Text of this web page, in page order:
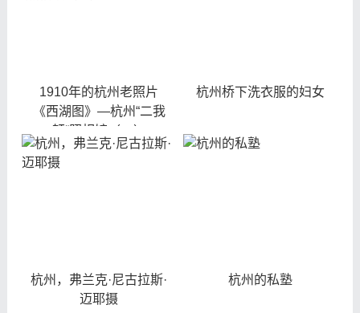
1910年的杭州老照片
《西湖图》—杭州“二我
轩“照相馆（一）
杭州桥下洗衣服的妇女
杭州，弗兰克·尼古拉斯·
迈耶摄
杭州的私塾